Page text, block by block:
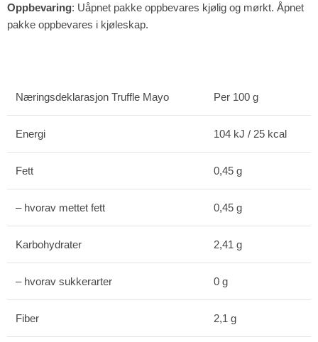
Oppbevaring: Uåpnet pakke oppbevares kjølig og mørkt. Åpnet
pakke oppbevares i kjøleskap.
Næringsdeklarasjon Truffle Mayo Per 100 g
Energi 104 kJ / 25 kcal
Fett 0,45 g
– hvorav mettet fett 0,45 g
Karbohydrater 2,41 g
– hvorav sukkerarter 0 g
Fiber 2,1 g